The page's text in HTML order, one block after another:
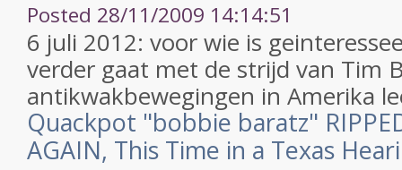
Posted 28/11/2009 14:14:51
6 juli 2012: voor wie is
verder gaat met de strijd van Tim
antikwakbewegingen in Amerika
Quackpot "bobbie baratz"
AGAIN, This Time in a Texas